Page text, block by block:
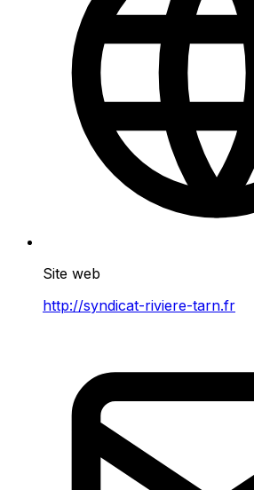
Site web
http://syndicat-riviere-tarn.fr